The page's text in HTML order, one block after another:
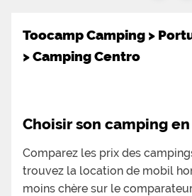
Toocamp Camping >
>Camping Centro
Choisir son camping
Comparez les prix des
trouvez la location de mobil
moins chère sur le